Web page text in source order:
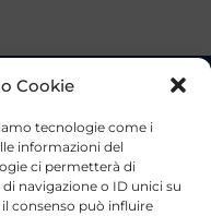
Cookie
tecnologie come i
informazioni del
ci permetterà di
navigazione o ID unici su
consenso può influire